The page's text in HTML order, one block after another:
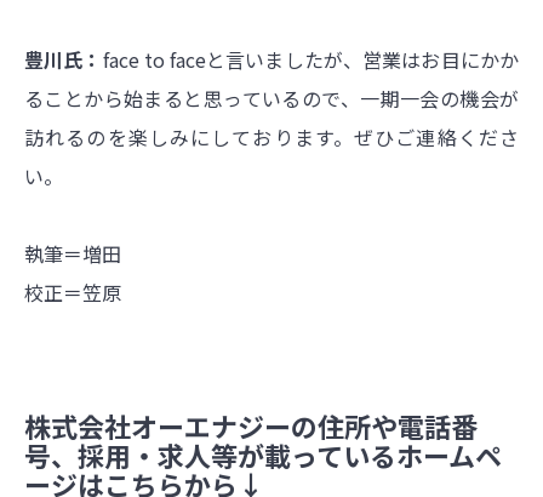
豊川氏： face to faceと言いましたが、営業はお目にかか
ることから始まると思っているので、一期一会の機会が
訪れるのを楽しみにしております。ぜひご連絡くださ
い。
執筆＝増田
校正＝笠原
株式会社オーエナジーの住所や電話番
号、採用・求人等が載っているホームペ
ージはこちらから↓